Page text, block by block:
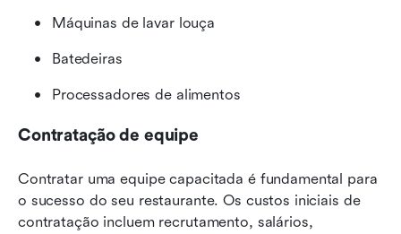
Máquinas de lavar louça
Batedeiras
Processadores de alimentos
Contratação de equipe
Contratar uma equipe capacitada é fundamental para
o sucesso do seu restaurante. Os custos iniciais de
contratação incluem recrutamento, salários,